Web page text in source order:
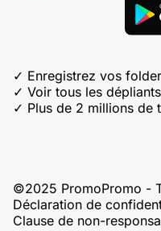
✓ Enregistrez vos
✓ Voir tous les
✓ Plus de 2 millions de
©2025 PromoPromo -
Déclaration de
Clause de non-